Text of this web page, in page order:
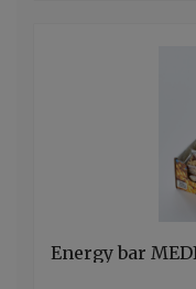
Energy bar